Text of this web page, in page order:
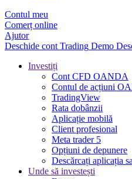
Contul meu
Comerț online
Ajutor
Deschide cont Trading Demo
Investiți
Cont CFD OANDA
Contul de acțiuni
TradingView
Rata dobânzii
Aplicație mobilă
Client profesional
Meta trader 5
Opțiuni de depunere
Descărcați aplicația
Unde să investești